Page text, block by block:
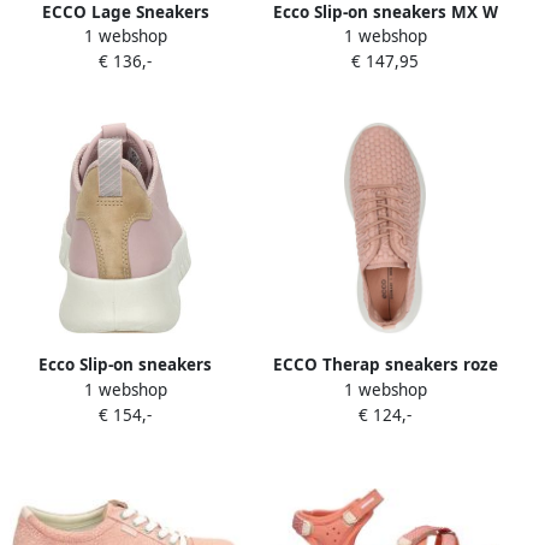
ECCO Lage Sneakers
Sneaker Soft 60
1 webshop
€ 136,-
Ecco Slip-on sneakers MX W
Chunky sneaker lage
schoen slipper met zachte
1 webshop
€ 147,95
Ecco Slip-on sneakers
GRUUV W
1 webshop
€ 154,-
ECCO Therap sneakers roze
Leer Dames
1 webshop
€ 124,-